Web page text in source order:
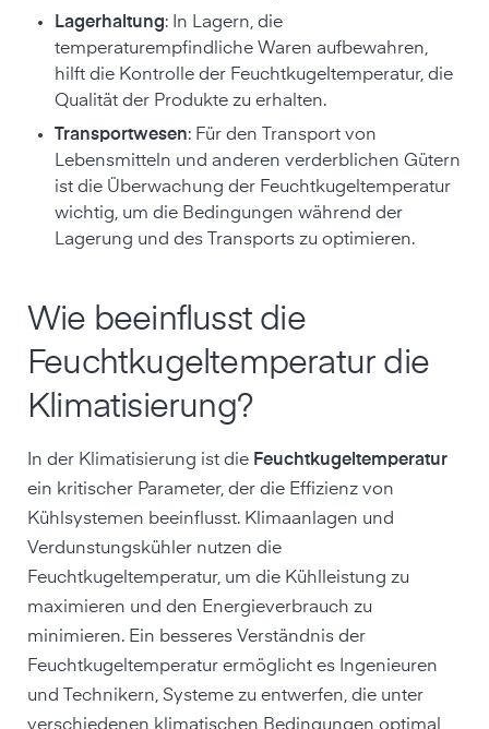
Lagerhaltung: In Lagern, die
temperaturempfindliche Waren aufbewahren,
hilft die Kontrolle der Feuchtkugeltemperatur, die
Qualität der Produkte zu erhalten.
Transportwesen: Für den Transport von
Lebensmitteln und anderen verderblichen Gütern
ist die Überwachung der Feuchtkugeltemperatur
wichtig, um die Bedingungen während der
Lagerung und des Transports zu optimieren.
Wie beeinflusst die
Feuchtkugeltemperatur die
Klimatisierung?
In der Klimatisierung ist die Feuchtkugeltemperatur
ein kritischer Parameter, der die Effizienz von
Kühlsystemen beeinflusst. Klimaanlagen und
Verdunstungskühler nutzen die
Feuchtkugeltemperatur, um die Kühlleistung zu
maximieren und den Energieverbrauch zu
minimieren. Ein besseres Verständnis der
Feuchtkugeltemperatur ermöglicht es Ingenieuren
und Technikern, Systeme zu entwerfen, die unter